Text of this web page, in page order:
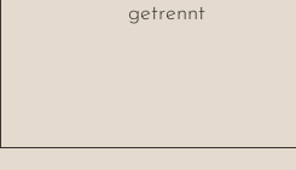
getrennt